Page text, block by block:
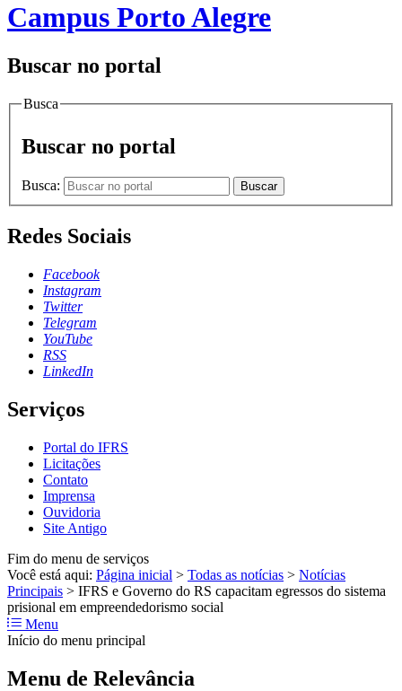
Campus Porto Alegre
Buscar no portal
Busca
Buscar no portal
Busca: Buscar
Redes Sociais
Facebook
Instagram
Twitter
Telegram
YouTube
RSS
LinkedIn
Serviços
Portal do IFRS
Licitações
Contato
Imprensa
Ouvidoria
Site Antigo
Fim do menu de serviços
Você está aqui: Página inicial > Todas as notícias > Notícias
Principais > IFRS e Governo do RS capacitam egressos do sistema
prisional em empreendedorismo social
Menu
Início do menu principal
Menu de Relevância